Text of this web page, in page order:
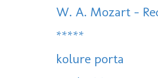
W. A. Mozart -
*****
kolure porta